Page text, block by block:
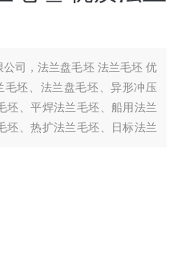
司，法兰盘毛坯 法兰毛坯 优
毛坯、法兰盘毛坯、异形冲压
坯、平焊法兰毛坯、船用法兰
坯、热扩法兰毛坯、日标法兰